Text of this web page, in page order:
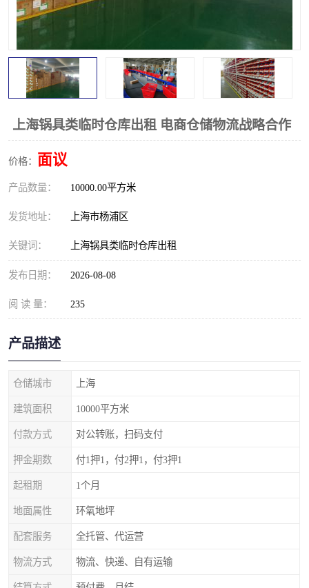
上海锅具类临时仓库出租 电商仓储物流战略合作
价格： 面议
产品数量： 10000.00平方米
发货地址： 上海市杨浦区
关键词： 上海锅具类临时仓库出租
发布日期： 2026-08-08
阅 读 量： 235
产品描述
仓储城市 上海
建筑面积 10000平方米
付款方式 对公转账，扫码支付
押金期数 付1押1，付2押1，付3押1
起租期 1个月
地面属性 环氧地坪
配套服务 全托管、代运营
物流方式 物流、快递、自有运输